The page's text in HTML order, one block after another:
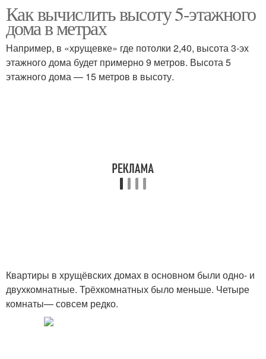
Как вычислить высоту 5-этажного
дома в метрах
Например, в «хрущевке» где потолки 2,40, высота 3-эх
этажного дома будет примерно 9 метров. Высота 5
этажного дома — 15 метров в высоту.
Квартиры в хрущёвских домах в основном были одно- и
двухкомнатные. Трёхкомнатных было меньше. Четыре
комнаты— совсем редко.